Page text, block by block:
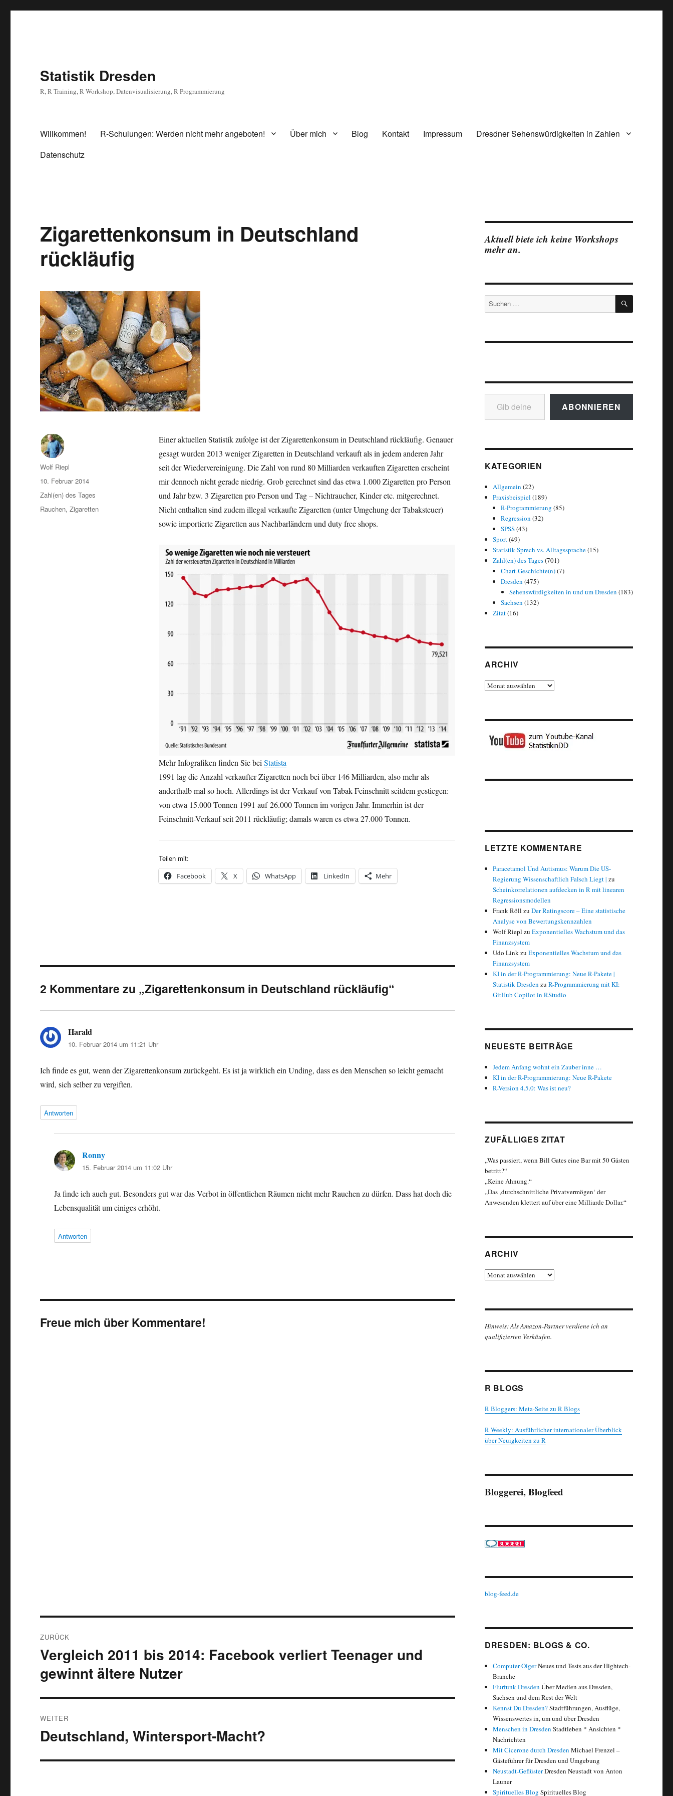
Statistik Dresden
R, R Training, R Workshop, Datenvisualisierung, R Programmierung
Willkommen! R-Schulungen: Werden nicht mehr angeboten! Über mich Blog Kontakt Impressum
Dresdner Sehenswürdigkeiten in Zahlen
Datenschutz
Zigarettenkonsum in Deutschland
rückläufig
Einer aktuellen Statistik zufolge ist der Zigarettenkonsum in Deutschland rückläufig. Genauer
gesagt wurden 2013 weniger Zigaretten in Deutschland verkauft als in jedem anderen Jahr
seit der Wiedervereinigung. Die Zahl von rund 80 Milliarden verkauften Zigaretten erscheint
mir dennoch nicht gerade niedrig. Grob gerechnet sind das etwa 1.000 Zigaretten pro Person
und Jahr bzw. 3 Zigaretten pro Person und Tag – Nichtraucher, Kinder etc. mitgerechnet.
Nicht enthalten sind zudem illegal verkaufte Zigaretten (unter Umgehung der Tabaksteuer)
sowie importierte Zigaretten aus Nachbarländern und duty free shops.
Mehr Infografiken finden Sie bei Statista
1991 lag die Anzahl verkaufter Zigaretten noch bei über 146 Milliarden, also mehr als
anderthalb mal so hoch. Allerdings ist der Verkauf von Tabak-Feinschnitt seitdem gestiegen:
von etwa 15.000 Tonnen 1991 auf 26.000 Tonnen im vorigen Jahr. Immerhin ist der
Feinschnitt-Verkauf seit 2011 rückläufig; damals waren es etwa 27.000 Tonnen.
Teilen mit:
Facebook X WhatsApp LinkedIn Mehr
Autor
Wolf Riepl
Veröffentlicht
am
10. Februar 2014
Kategorien
Zahl(en) des Tages
Schlagwörter
Rauchen,Zigaretten
2 Kommentare zu „Zigarettenkonsum in Deutschland rückläufig“
Harald
10. Februar 2014 um 11:21 Uhr
Ich finde es gut, wenn der Zigarettenkonsum zurückgeht. Es ist ja wirklich ein Unding, dass es den Menschen so leicht gemacht
wird, sich selber zu vergiften.
Antworten
Ronny
15. Februar 2014 um 11:02 Uhr
Ja finde ich auch gut. Besonders gut war das Verbot in öffentlichen Räumen nicht mehr Rauchen zu dürfen. Dass hat doch die
Lebensqualität um einiges erhöht.
Antworten
Freue mich über Kommentare!
ZURÜCK
Vorheriger
Beitrag:
Vergleich 2011 bis 2014: Facebook verliert Teenager und
gewinnt ältere Nutzer
WEITER
Nächster
Deutschland, Wintersport-Macht?
Aktuell biete ich keine Workshops
mehr an.
Suchen
nach:
SUCHEN
Gib deine E-Mail-Adresse ein ...
ABONNIEREN
KATEGORIEN
Allgemein (22)
Praxisbeispiel (189)
R-Programmierung (85)
Regression (32)
SPSS(43)
Sport(49)
Statistik-Sprech vs. Alltagssprache(15)
Zahl(en) des Tages(701)
Chart-Geschichte(n)(7)
Dresden (475)
Sehenswürdigkeiten in und um Dresden (183)
Sachsen (132)
Zitat(16)
ARCHIV
Archiv
LETZTE KOMMENTARE
Paracetamol Und Autismus: Warum Die US-
Regierung Wissenschaftlich Falsch Liegt | zu
Scheinkorrelationen aufdecken in R mit linearen
Regressionsmodellen
Frank Röll zuDer Ratingscore – Eine statistische
Analyse von Bewertungskennzahlen
Wolf Riepl zuExponentielles Wachstum und das
Finanzsystem
Udo LinkzuExponentielles Wachstum und das
Finanzsystem
KI in der R-Programmierung: Neue R-Pakete |
Statistik Dresden zuR-Programmierung mit KI:
GitHub Copilot in RStudio
NEUESTE BEITRÄGE
Jedem Anfang wohnt ein Zauber inne …
KI in der R-Programmierung: Neue R-Pakete
R-Version 4.5.0: Was ist neu?
ZUFÄLLIGES ZITAT
„Was passiert, wenn Bill Gates eine Bar mit 50 Gästen
betritt?“
„Keine Ahnung.“
„Das ‚durchschnittliche Privatvermögen‘ der
Anwesenden klettert auf über eine Milliarde Dollar.“
ARCHIV
Archiv
Hinweis: Als Amazon-Partner verdiene ich an
qualifizierten Verkäufen.
R BLOGS
R Bloggers: Meta-Seite zu R Blogs
R Weekly: Ausführlicher internationaler Überblick
über Neuigkeiten zu R
Bloggerei, Blogfeed
blog-feed.de
DRESDEN: BLOGS & CO.
Computer-OigerNeues und Tests aus der Hightech-
Branche
Flurfunk Dresden Über Medien aus Dresden,
Sachsen und dem Rest der Welt
Kennst Du Dresden?Stadtführungen, Ausflüge,
Wissenswertes in, um und über Dresden
Menschen in Dresden Stadtleben * Ansichten *
Nachrichten
Mit Cicerone durch Dresden Michael Frenzel –
Gästeführer für Dresden und Umgebung
Neustadt-GeflüsterDresden Neustadt von Anton
Launer
Spirituelles Blog Spirituelles Blog